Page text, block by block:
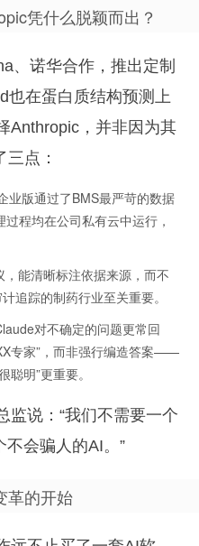
凭什么脱颖而出？
、诺华合作，推出定制
也在蛋白质结构预测上
Anthropic，并非因为其
点：
业版通过了BMS最严苛的数据
程均在公司私有云中运行，
，能清晰标注依据来源，而不
追踪的制药行业至关重要。
对不确定的问题更常回
专家”，而非强行编造答案——
聪明”更重要。
监说：“我们不需要一个
会骗人的AI。”
革的开始